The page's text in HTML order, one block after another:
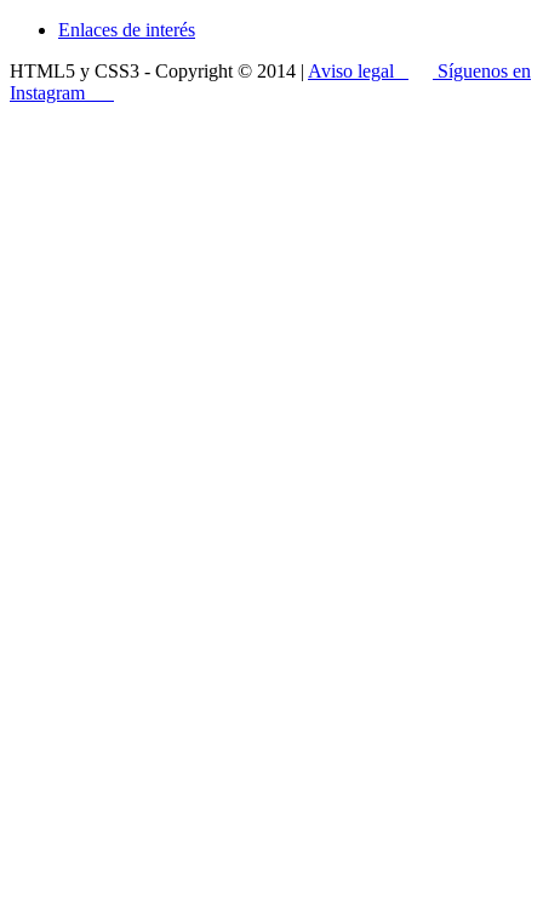
Enlaces de interés
HTML5 y CSS3 - Copyright © 2014 | Aviso legal
Síguenos en
Instagram